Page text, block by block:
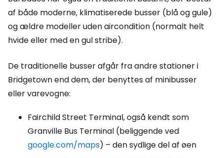
af både moderne, klimatiserede busser (blå og gule)
og ældre modeller uden aircondition (normalt helt
hvide eller med en gul stribe).
De traditionelle busser afgår fra andre stationer i
Bridgetown end dem, der benyttes af minibusser
eller varevogne:
Fairchild Street Terminal, også kendt som
Granville Bus Terminal (beliggende ved
google.com/maps) – den sydlige del af øen